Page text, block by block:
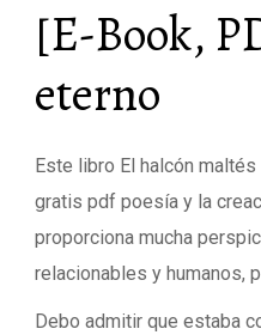
[E-Book,
eterno
Este libro El halcón
gratis pdf poesía y la
proporciona mucha
relacionables y humanos,
Debo admitir que estaba